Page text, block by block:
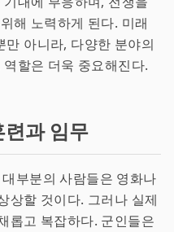
해 노력하게 된다. 미래
아니라, 다양한 분야의
할은 더욱 중요해진다.
과 임무
부분의 사람들은 영화나
상할 것이다. 그러나 실제
롭고 복잡하다. 군인들은